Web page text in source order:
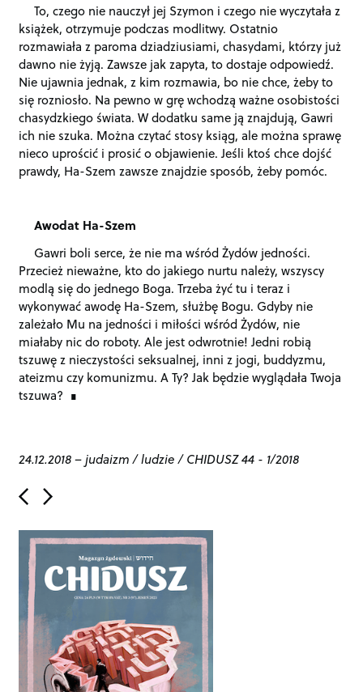
To, czego nie nauczył jej Szymon i czego nie wyczytała z
książek, otrzymuje podczas modlitwy. Ostatnio
rozmawiała z paroma dziadziusiami, chasydami, którzy już
dawno nie żyją. Zawsze jak zapyta, to dostaje odpowiedź.
Nie ujawnia jednak, z kim rozmawia, bo nie chce, żeby to
się rozniosło. Na pewno w grę wchodzą ważne osobistości
chasydzkiego świata. W dodatku same ją znajdują, Gawri
ich nie szuka. Można czytać stosy ksiąg, ale można sprawę
nieco uprościć i prosić o objawienie. Jeśli ktoś chce dojść
prawdy, Ha-Szem zawsze znajdzie sposób, żeby pomóc.
Awodat Ha-Szem
Gawri boli serce, że nie ma wśród Żydów jedności.
Przecież nieważne, kto do jakiego nurtu należy, wszyscy
modlą się do jednego Boga. Trzeba żyć tu i teraz i
wykonywać awodę Ha-Szem, służbę Bogu. Gdyby nie
zależało Mu na jedności i miłości wśród Żydów, nie
miałaby nic do roboty. Ale jest odwrotnie! Jedni robią
tszuwę z nieczystości seksualnej, inni z jogi, buddyzmu,
ateizmu czy komunizmu. A Ty? Jak będzie wyglądała Twoja
tszuwa?
24.12.2018–judaizm/ludzie/CHIDUSZ 44 - 1/2018
P
o
a
t
i
o
n